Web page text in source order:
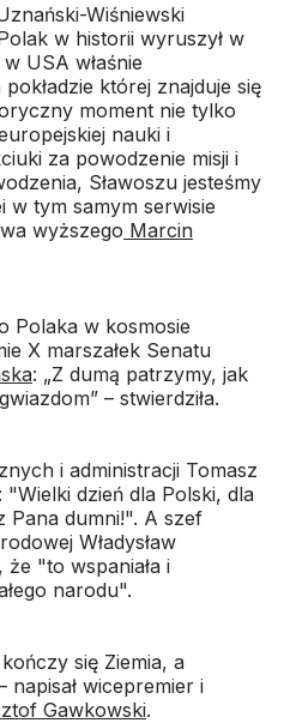
Wiśniewski
w historii wyruszył w
USA właśnie
której znajduje się
moment nie tylko
nauki i
za powodzenie misji i
Sławoszu jesteśmy
w tym samym serwisie
wyższego Marcin
Polaka w kosmosie
X marszałek Senatu
: „Z dumą patrzymy, jak
– stwierdziła.
i administracji Tomasz
"Wielki dzień dla Polski, dla
Pana dumni!". A szef
Władysław
że "to wspaniała i
narodu".
się Ziemia, a
napisał wicepremier i
Gawkowski.